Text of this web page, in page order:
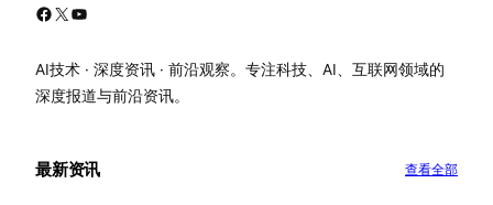
Facebook X YouTube
AI技术 · 深度资讯 · 前沿观察。专注科技、AI、互联网领域的
深度报道与前沿资讯。
最新资讯 查看全部